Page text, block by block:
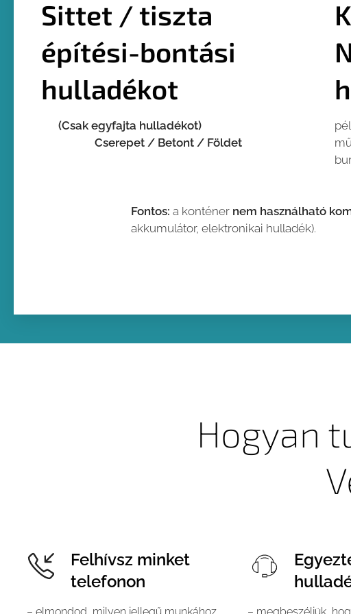
Sittet / tiszta
építési-bontási
hulladékot
(Csak egyfajta hulladékot)
Cserepet / Betont / Földet
Fontos: a konténer nem használható
akkumulátor, elektronikai hulladék).
Hogyan
Felhívsz minket
telefonon